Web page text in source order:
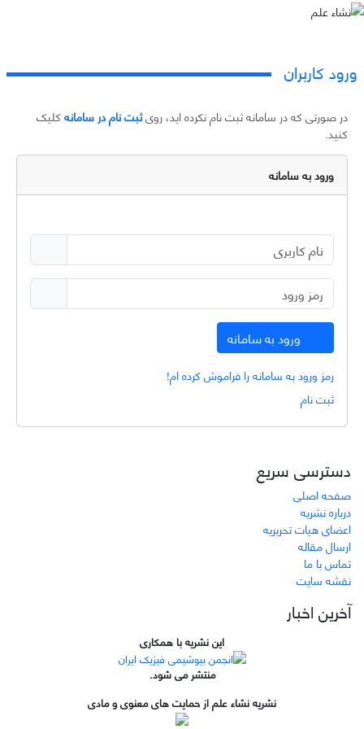
ورود کاربران
در صورتی که در سامانه ثبت نام نکرده اید، رویثبت نام در سامانهکلیک
کنید.
ورود به سامانه
ورود به سامانه
رمز ورود به سامانه را فراموش کرده ام!
ثبت نام
دسترسی سریع
صفحه اصلی
درباره نشریه
اعضای هیات تحریریه
ارسال مقاله
تماس با ما
نقشه سایت
آخرین اخبار
این نشریه با همکاری
منتشر می شود.
نشریه نشاء علم از حمایت های معنوی و مادی